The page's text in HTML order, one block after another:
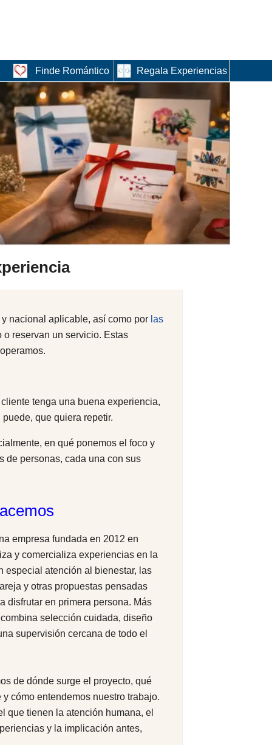
Regala Experiencias
Finde Romántico
nacional aplicable, así como por las
reservan un servicio. Estas
tenga una buena experiencia,
que quiera repetir.
en qué ponemos el foco y
de personas, cada una con sus
empresa fundada en 2012 en
y comercializa experiencias en la
especial atención al bienestar, las
y otras propuestas pensadas
disfrutar en primera persona. Más
selección cuidada, diseño
supervisión cercana de todo el
de dónde surge el proyecto, qué
cómo entendemos nuestro trabajo.
que tienen la atención humana, el
y la implicación antes,